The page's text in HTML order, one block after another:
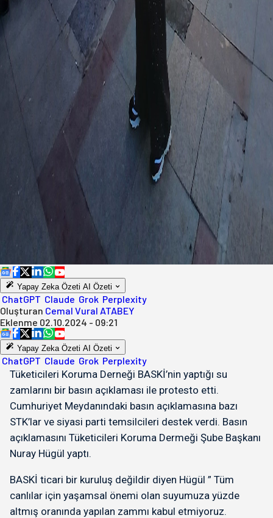
Yapay Zeka Özeti AI Özeti
ChatGPT Claude Grok Perplexity
Oluşturan Cemal Vural ATABEY
Eklenme 02.10.2024 - 09:21
Yapay Zeka Özeti AI Özeti
ChatGPT Claude Grok Perplexity
Tüketicileri Koruma Derneği BASKİ’nin yaptığı su
zamlarını bir basın açıklaması ile protesto etti.
Cumhuriyet Meydanındaki basın açıklamasına bazı
STK’lar ve siyasi parti temsilcileri destek verdi. Basın
açıklamasını Tüketicileri Koruma Dermeği Şube Başkanı
Nuray Hügül yaptı.
BASKİ ticari bir kuruluş değildir diyen Hügül ” Tüm
canlılar için yaşamsal önemi olan suyumuza yüzde
altmış oranında yapılan zammı kabul etmiyoruz.